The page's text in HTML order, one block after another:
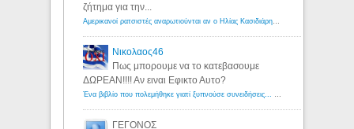
ζήτημα για την...
Αμερικανοί ρατσιστές αναρωτιούνται αν ο Ηλίας Κασιδιάρης ανήκει στη λευκή φυλή... - Λόγιος Ερμής
Νικολαος46
Πως μπορουμε να το κατεβασουμε
ΔΩΡΕΑΝ!!!! Αν ειναι Εφικτο Αυτο?
Ένα βιβλίο που πολεμήθηκε γιατί ξυπνούσε συνειδήσεις... - Λόγιος Ερμής | Η γνώση ξεκινάει με την αναζήτηση...
ΓΕΓΟΝΟΣ